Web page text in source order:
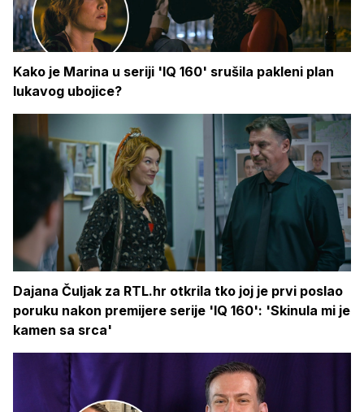
Kako je Marina u seriji 'IQ 160' srušila pakleni plan
lukavog ubojice?
Dajana Čuljak za RTL.hr otkrila tko joj je prvi poslao
poruku nakon premijere serije 'IQ 160': 'Skinula mi je
kamen sa srca'